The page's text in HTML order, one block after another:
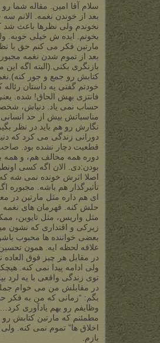
سلام آقا امین. مقاله شما
بعد از خوندن نغمه. الانم سه
نخوندم ولی نظرها باعث شد
بخونم. ایده ش خیلی خوبه.
مارتین فکر می کنم حق با
بعد از تموم شدن نغمه
بازنگری بکنی.(البته اگه این
کتابش رو جمع و جور
خودتم گفتی یه داستان رئاله
فانتزی بهش الحاق! شده.
حساب نمی یاد. دنیاش،
مناسباتش بیش از حد
نگارش رو هم باید در نظر
دورانی زندگی می کرد که
قطعیت دچار نشده بود.
دوره همه مخالف هم، و همه
بودن:دی. الان اگه کسی
اصلا اثرش خونده نمی شه که
تأثیرگذار هم باشه. مجبوره
ای هم داره مثل مارتین در
حلش کنه. قهرمان های نغمه
مثل واریس، مثل تایوین،
زیرکی و اقتداری که نشون
بعضی خواننده ها محبوب
علاقه لحظه ایه. همون تحسین
در مقابل هر چیز فوق العاده
ولی ادامه پیدا نمی کنه.
توی زندگی واقعی با یه لرد
در مقابلش من می خوام
بگم: “زمانی که من به فکر
وظایفم رو بهم یادآوری
مطمئنم که مارتین کتابش رو
اخلاق ها” تموم نمی کنه.
بازم.